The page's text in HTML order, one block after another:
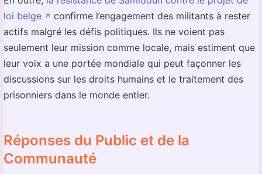
loi belge ↗️ confirme l’engagement des militants à rester
actifs malgré les défis politiques. Ils ne voient pas
seulement leur mission comme locale, mais estiment que
leur voix a une portée mondiale qui peut façonner les
discussions sur les droits humains et le traitement des
prisonniers dans le monde entier.
Réponses du Public et de la
Communauté